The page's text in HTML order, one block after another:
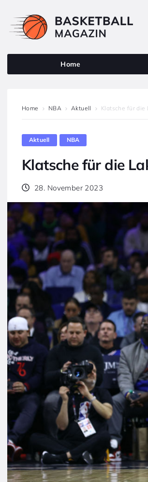
Home
Home NBA Aktuell Klatsche für die
Aktuell NBA
Klatsche für die
28. November 2023